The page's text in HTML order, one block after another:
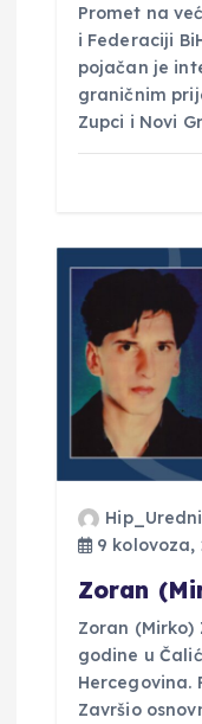
Promet na
i Federaciji
pojačan je
graničnim
Zupci i Novi
9 kolovoza,
Zoran
Zoran (Mirko)
godine u
Hercegovina.
Završio